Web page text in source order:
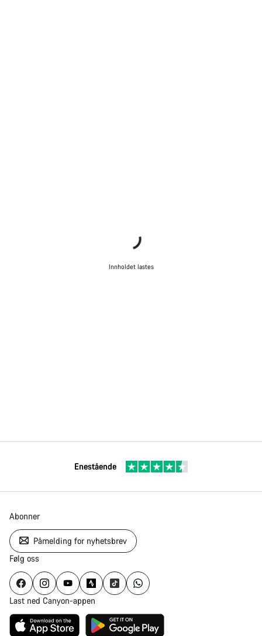
Innholdet lastes
Enestående
Abonner
Påmelding for nyhetsbrev
Følg oss
Last ned Canyon-appen